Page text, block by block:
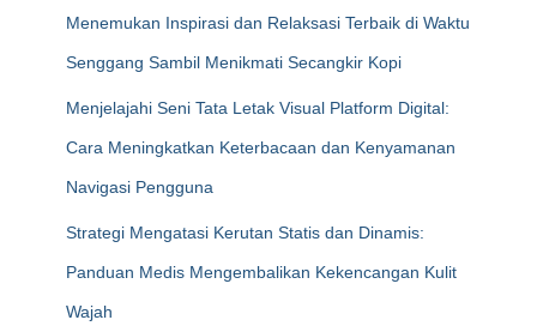
Menemukan Inspirasi dan Relaksasi Terbaik di Waktu
Senggang Sambil Menikmati Secangkir Kopi
Menjelajahi Seni Tata Letak Visual Platform Digital:
Cara Meningkatkan Keterbacaan dan Kenyamanan
Navigasi Pengguna
Strategi Mengatasi Kerutan Statis dan Dinamis:
Panduan Medis Mengembalikan Kekencangan Kulit
Wajah